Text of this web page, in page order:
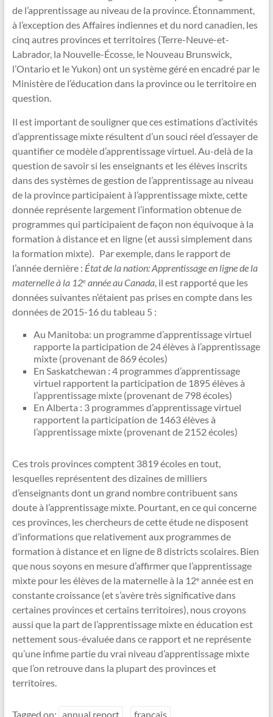
de l’apprentissage au niveau de la province. Étonnamment,
à l’exception des Affaires indiennes et du nord canadien, les
cinq autres provinces et territoires (Terre-Neuve-et-
Labrador, la Nouvelle-Écosse, le Nouveau Brunswick,
l’Ontario et le Yukon) ont un système géré en encadré par le
Ministère de l’éducation dans la province ou le territoire en
question.
Il est important de souligner que ces estimations d’activités
d’apprentissage mixte résultent d’un souci réel d’essayer de
quantifier ce modèle d’apprentissage virtuel. Au-delà de la
question de savoir si les enseignants et les élèves inscrits
dans des systèmes de gestion de l’apprentissage au niveau
de la province participaient à l’apprentissage mixte, cette
donnée représente largement l’information obtenue de
programmes qui participaient de façon non équivoque à la
formation à distance et en ligne (et aussi simplement dans
la formation mixte). Par exemple, dans le rapport de
l’année dernière : État de la nation: Apprentissage en ligne de la
maternelle à la 12eannée au Canada, il est rapporté que les
données suivantes n’étaient pas prises en compte dans les
données de 2015-16 du tableau 5 :
Au Manitoba: un programme d’apprentissage virtuel
rapporte la participation de 24 élèves à l’apprentissage
mixte (provenant de 869 écoles)
En Saskatchewan : 4 programmes d’apprentissage
virtuel rapportent la participation de 1895 élèves à
l’apprentissage mixte (provenant de 798 écoles)
En Alberta : 3 programmes d’apprentissage virtuel
rapportent la participation de 1463 élèves à
l’apprentissage mixte (provenant de 2152 écoles)
Ces trois provinces comptent 3819 écoles en tout,
lesquelles représentent des dizaines de milliers
d’enseignants dont un grand nombre contribuent sans
doute à l’apprentissage mixte. Pourtant, en ce qui concerne
ces provinces, les chercheurs de cette étude ne disposent
d’informations que relativement aux programmes de
formation à distance et en ligne de 8 districts scolaires. Bien
que nous soyons en mesure d’affirmer que l’apprentissage
mixte pour les élèves de la maternelle à la 12eannée est en
constante croissance (et s’avère très significative dans
certaines provinces et certains territoires), nous croyons
aussi que la part de l’apprentissage mixte en éducation est
nettement sous-évaluée dans ce rapport et ne représente
qu’une infime partie du vrai niveau d’apprentissage mixte
que l’on retrouve dans la plupart des provinces et
territoires.
Tagged on: annual report français